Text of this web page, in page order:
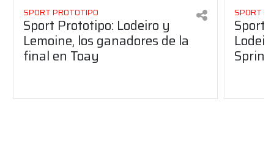
SPORT PROTOTIPO
Sport Prototipo: Lodeiro y
Lemoine, los ganadores de la
final en Toay
SPORT
Sport
Sprint